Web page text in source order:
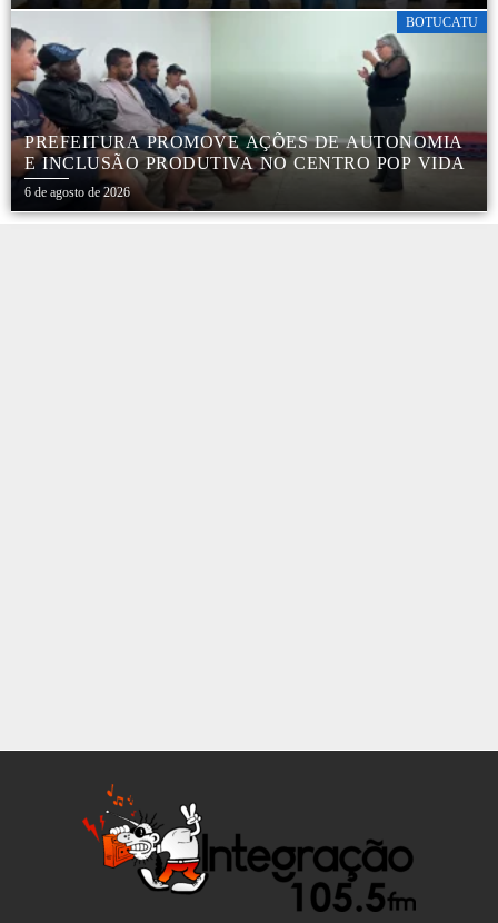
BOTUCATU
PREFEITURA PROMOVE AÇÕES DE AUTONOMIA
E INCLUSÃO PRODUTIVA NO CENTRO POP VIDA
6 de agosto de 2026